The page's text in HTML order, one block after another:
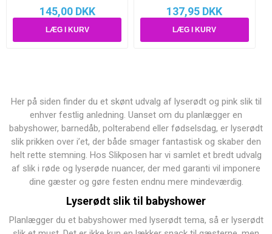
145,00 DKK 137,95 DKK
Her på siden finder du et skønt udvalg af lyserødt og pink slik til
enhver festlig anledning. Uanset om du planlægger en
babyshower, barnedåb, polterabend eller fødselsdag, er lyserødt
slik prikken over i’et, der både smager fantastisk og skaber den
helt rette stemning. Hos Slikposen har vi samlet et bredt udvalg
af slik i røde og lyserøde nuancer, der med garanti vil imponere
dine gæster og gøre festen endnu mere mindeværdig.
Lyserødt slik til babyshower
Planlægger du et babyshower med lyserødt tema, så er lyserødt